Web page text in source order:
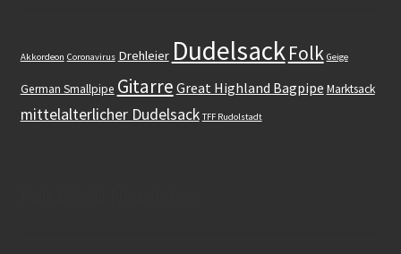
Akkordeon Coronavirus Drehleier DudelsackFolk Geige
German Smallpipe Gitarre Great Highland Bagpipe Marktsack
mittelalterlicher Dudelsack TFF Rudolstadt